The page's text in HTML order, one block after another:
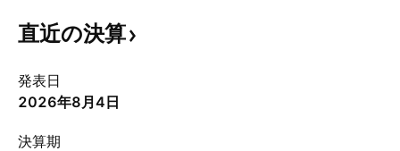
直近の決算
発表日
2026年8月4日
決算期